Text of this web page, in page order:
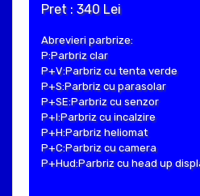
Pret : 340 Lei
Abrevieri parbrize:
P:Parbriz clar
P+V:Parbriz cu tenta verde
P+S:Parbriz cu parasolar
P+SE:Parbriz cu senzor
P+I:Parbriz cu incalzire
P+H:Parbriz heliomat
P+C:Parbriz cu camera
P+Hud:Parbriz cu head up